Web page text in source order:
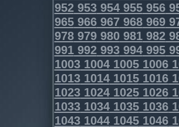
952953954955956
965966967968969
978979980981982
991992993994995
1003100410051006
1013101410151016
1023102410251026
1033103410351036
1043104410451046